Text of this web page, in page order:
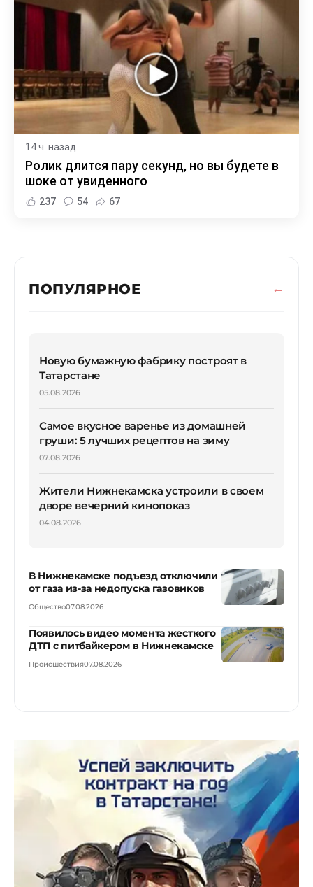
14 ч. назад
Ролик длится пару секунд, но вы будете в
шоке от увиденного
237 54 67
ПОПУЛЯРНОЕ
Новую бумажную фабрику построят в
Татарстане
05.08.2026
Самое вкусное варенье из домашней
груши: 5 лучших рецептов на зиму
07.08.2026
Жители Нижнекамска устроили в своем
дворе вечерний кинопоказ
04.08.2026
В Нижнекамске подъезд отключили
от газа из-за недопуска газовиков
Общество07.08.2026
Появилось видео момента жесткого
ДТП с питбайкером в Нижнекамске
Происшествия07.08.2026